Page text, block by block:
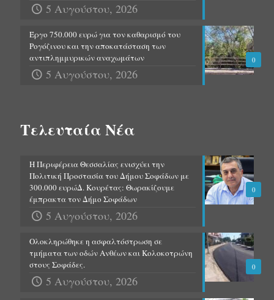
5 Αυγούστου, 2026
0
Έργο 750.000 ευρώ για τον καθαρισμό του
Ρογόζινου και την αποκατάσταση των
αντιπλημμυρικών αναχωμάτων
5 Αυγούστου, 2026
Τελευταία Νέα
0
Η Περιφέρεια Θεσσαλίας ενισχύει την
Πολιτική Προστασία του Δήμου Σοφάδων με
300.000 ευρώΔ. Κουρέτας: Θωρακίζουμε
έμπρακτα τον Δήμο Σοφάδων
5 Αυγούστου, 2026
0
Ολοκληρώθηκε η ασφαλτόστρωση σε
τμήματα των οδών Ανθέων και Κολοκοτρώνη
στους Σοφάδες.
5 Αυγούστου, 2026